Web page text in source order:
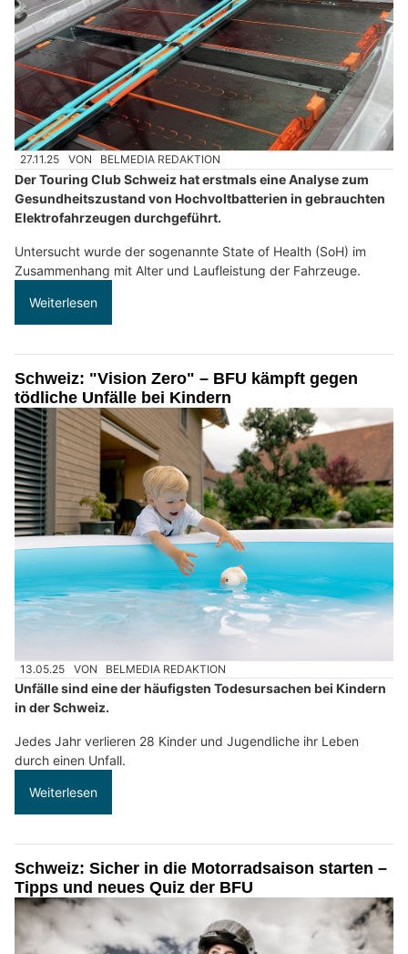
27.11.25 VON BELMEDIA REDAKTION
Der Touring Club Schweiz hat erstmals eine Analyse zum
Gesundheitszustand von Hochvoltbatterien in gebrauchten
Elektrofahrzeugen durchgeführt.
Untersucht wurde der sogenannte State of Health (SoH) im
Zusammenhang mit Alter und Laufleistung der Fahrzeuge.
Weiterlesen
Schweiz: "Vision Zero" – BFU kämpft gegen
tödliche Unfälle bei Kindern
13.05.25 VON BELMEDIA REDAKTION
Unfälle sind eine der häufigsten Todesursachen bei Kindern
in der Schweiz.
Jedes Jahr verlieren 28 Kinder und Jugendliche ihr Leben
durch einen Unfall.
Weiterlesen
Schweiz: Sicher in die Motorradsaison starten –
Tipps und neues Quiz der BFU